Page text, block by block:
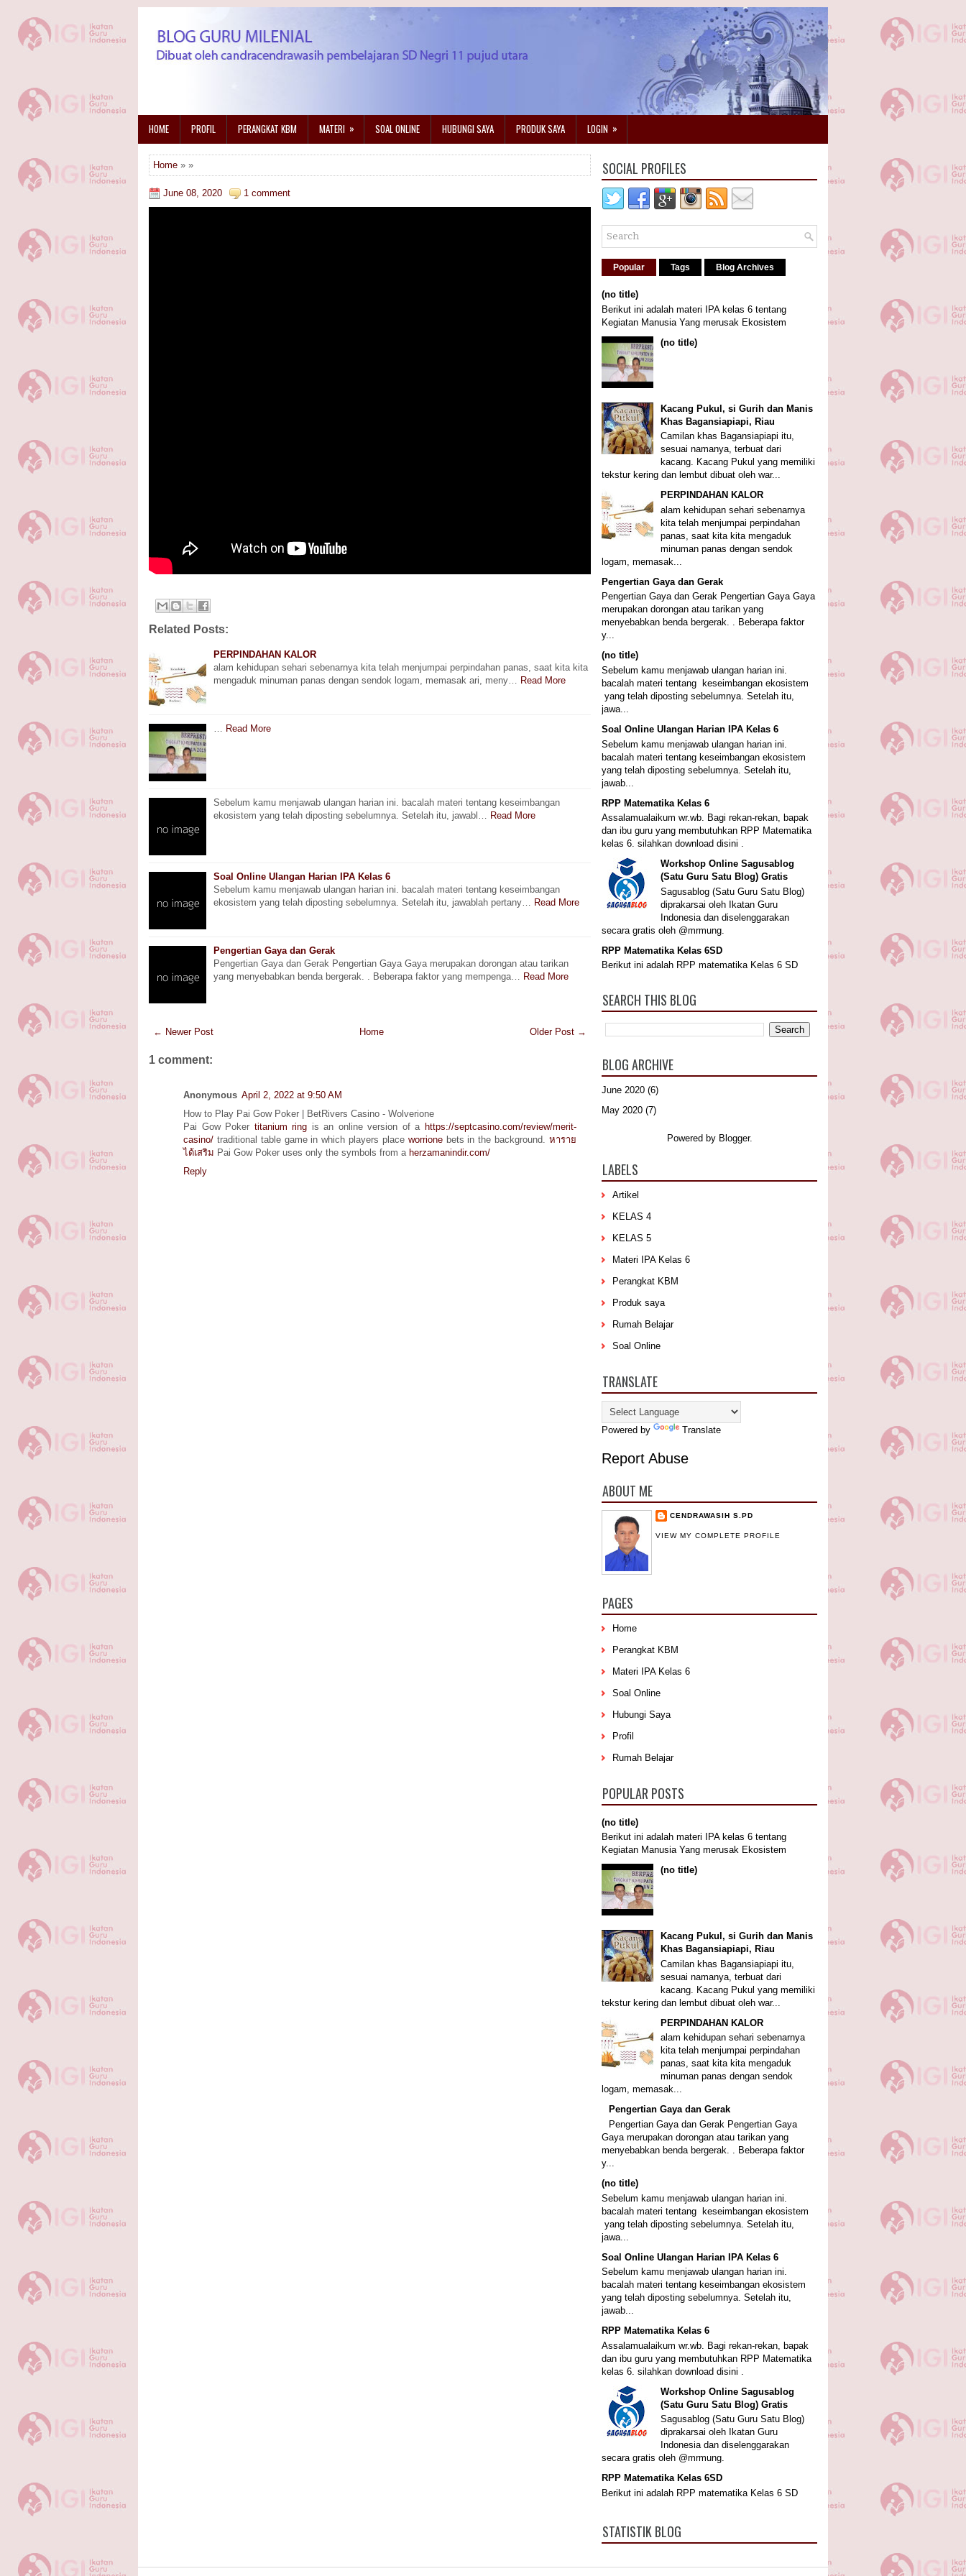
HOME PROFIL PERANGKAT KBM MATERI » SOAL ONLINE HUBUNGI SAYA PRODUK SAYA LOGIN »
Home » »
June 08, 2020 1 comment
Related Posts:
PERPINDAHAN KALOR
alam kehidupan sehari sebenarnya kita telah menjumpai perpindahan panas, saat kita kita
mengaduk minuman panas dengan sendok logam, memasak ari, meny…
Read More
Read More
Sebelum kamu menjawab ulangan harian ini. bacalah materi tentang keseimbangan
ekosistem yang telah diposting sebelumnya. Setelah itu, jawabl…
Read More
Soal Online Ulangan Harian IPA Kelas 6
Sebelum kamu menjawab ulangan harian ini. bacalah materi tentang keseimbangan
ekosistem yang telah diposting sebelumnya. Setelah itu, jawablah pertany…
Read More
Pengertian Gaya dan Gerak
Pengertian Gaya dan Gerak Pengertian Gaya Gaya merupakan dorongan atau tarikan
yang menyebabkan benda bergerak. . Beberapa faktor yang mempenga…
Read More
← Newer Post Older Post →
Home
1 comment:
Anonymous April 2, 2022 at 9:50 AM
How to Play Pai Gow Poker | BetRivers Casino - Wolverione
Pai Gow Poker titanium ring is an online version of ahttps://septcasino.com/review/merit-
casino/ traditional table game in which players place worrionebets in the background.หาราย
ได้เสริม Pai Gow Poker uses only the symbols from a herzamanindir.com/
Reply
SOCIAL PROFILES
Popular Tags Blog Archives
(no title)
Berikut ini adalah materi IPA kelas 6 tentang
Kegiatan Manusia Yang merusak Ekosistem
(no title)
Kacang Pukul, si Gurih dan Manis
Khas Bagansiapiapi, Riau
Camilan khas Bagansiapiapi itu,
sesuai namanya, terbuat dari
kacang. Kacang Pukul yang memiliki
tekstur kering dan lembut dibuat oleh war...
PERPINDAHAN KALOR
alam kehidupan sehari sebenarnya
kita telah menjumpai perpindahan
panas, saat kita kita mengaduk
minuman panas dengan sendok
logam, memasak...
Pengertian Gaya dan Gerak
Pengertian Gaya dan Gerak Pengertian Gaya Gaya
merupakan dorongan atau tarikan yang
menyebabkan benda bergerak. . Beberapa faktor
y...
(no title)
Sebelum kamu menjawab ulangan harian ini.
bacalah materi tentang keseimbangan ekosistem
yang telah diposting sebelumnya. Setelah itu,
jawa...
Soal Online Ulangan Harian IPA Kelas 6
Sebelum kamu menjawab ulangan harian ini.
bacalah materi tentang keseimbangan ekosistem
yang telah diposting sebelumnya. Setelah itu,
jawab...
RPP Matematika Kelas 6
Assalamualaikum wr.wb. Bagi rekan-rekan, bapak
dan ibu guru yang membutuhkan RPP Matematika
kelas 6. silahkan download disini .
Workshop Online Sagusablog
(Satu Guru Satu Blog) Gratis
Sagusablog (Satu Guru Satu Blog)
diprakarsai oleh Ikatan Guru
Indonesia dan diselenggarakan
secara gratis oleh @mrmung.
RPP Matematika Kelas 6SD
Berikut ini adalah RPP matematika Kelas 6 SD
SEARCH THIS BLOG
BLOG ARCHIVE
June 2020 (6)
May 2020 (7)
Powered by Blogger.
LABELS
Artikel
KELAS 4
KELAS 5
Materi IPA Kelas 6
Perangkat KBM
Produk saya
Rumah Belajar
Soal Online
TRANSLATE
Powered by Translate
Report Abuse
ABOUT ME
CENDRAWASIH S.PD
VIEW MY COMPLETE PROFILE
PAGES
Home
Perangkat KBM
Materi IPA Kelas 6
Soal Online
Hubungi Saya
Profil
Rumah Belajar
POPULAR POSTS
(no title)
Berikut ini adalah materi IPA kelas 6 tentang
Kegiatan Manusia Yang merusak Ekosistem
(no title)
Kacang Pukul, si Gurih dan Manis
Khas Bagansiapiapi, Riau
Camilan khas Bagansiapiapi itu,
sesuai namanya, terbuat dari
kacang. Kacang Pukul yang memiliki
tekstur kering dan lembut dibuat oleh war...
PERPINDAHAN KALOR
alam kehidupan sehari sebenarnya
kita telah menjumpai perpindahan
panas, saat kita kita mengaduk
minuman panas dengan sendok
logam, memasak...
Pengertian Gaya dan Gerak
Pengertian Gaya dan Gerak Pengertian Gaya
Gaya merupakan dorongan atau tarikan yang
menyebabkan benda bergerak. . Beberapa faktor
y...
(no title)
Sebelum kamu menjawab ulangan harian ini.
bacalah materi tentang keseimbangan ekosistem
yang telah diposting sebelumnya. Setelah itu,
jawa...
Soal Online Ulangan Harian IPA Kelas 6
Sebelum kamu menjawab ulangan harian ini.
bacalah materi tentang keseimbangan ekosistem
yang telah diposting sebelumnya. Setelah itu,
jawab...
RPP Matematika Kelas 6
Assalamualaikum wr.wb. Bagi rekan-rekan, bapak
dan ibu guru yang membutuhkan RPP Matematika
kelas 6. silahkan download disini .
Workshop Online Sagusablog
(Satu Guru Satu Blog) Gratis
Sagusablog (Satu Guru Satu Blog)
diprakarsai oleh Ikatan Guru
Indonesia dan diselenggarakan
secara gratis oleh @mrmung.
RPP Matematika Kelas 6SD
Berikut ini adalah RPP matematika Kelas 6 SD
STATISTIK BLOG